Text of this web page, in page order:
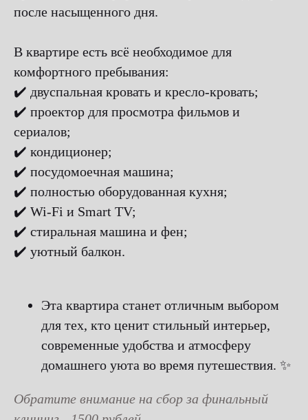
после насыщенного дня.
В квартире есть всё необходимое для
комфортного пребывания:
✔️ двуспальная кровать и кресло-кровать;
✔️ проектор для просмотра фильмов и
сериалов;
✔️ кондиционер;
✔️ посудомоечная машина;
✔️ полностью оборудованная кухня;
✔️ Wi-Fi и Smart TV;
✔️ стиральная машина и фен;
✔️ уютный балкон.
Эта квартира станет отличным выбором
для тех, кто ценит стильный интерьер,
современные удобства и атмосферу
домашнего уюта во время путешествия. ✨
Обратите внимание на сбор за финальный